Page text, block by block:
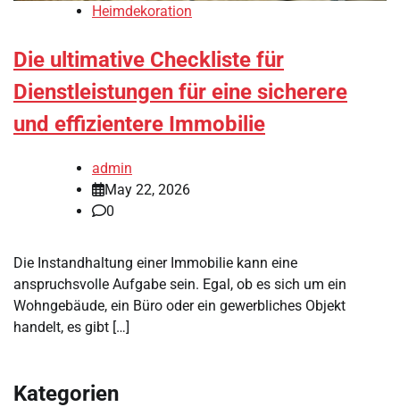
Heimdekoration
Die ultimative Checkliste für
Dienstleistungen für eine sicherere
und effizientere Immobilie
admin
May 22, 2026
0
Die Instandhaltung einer Immobilie kann eine
anspruchsvolle Aufgabe sein. Egal, ob es sich um ein
Wohngebäude, ein Büro oder ein gewerbliches Objekt
handelt, es gibt […]
Kategorien